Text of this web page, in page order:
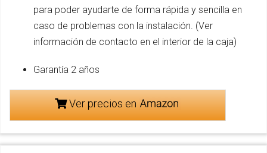
para poder ayudarte de forma rápida y sencilla en
caso de problemas con la instalación. (Ver
información de contacto en el interior de la caja)
Garantía 2 años
Ver precios en